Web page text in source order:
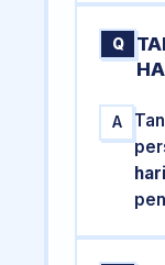
Q
A